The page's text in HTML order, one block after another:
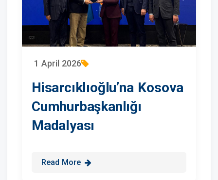
1 April 2026
Hisarcıklıoğlu’na Kosova
Cumhurbaşkanlığı
Madalyası
Read More